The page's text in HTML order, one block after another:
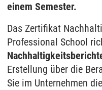
einem Semester.
Das Zertifikat
Professional School
Erstellung über die
Sie im Unternehmen